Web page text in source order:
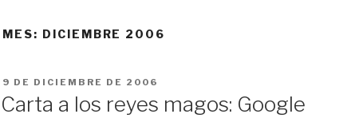
MES: DICIEMBRE 2006
PUBLICADO
9 DE DICIEMBRE DE 2006
Carta a los reyes magos: Google